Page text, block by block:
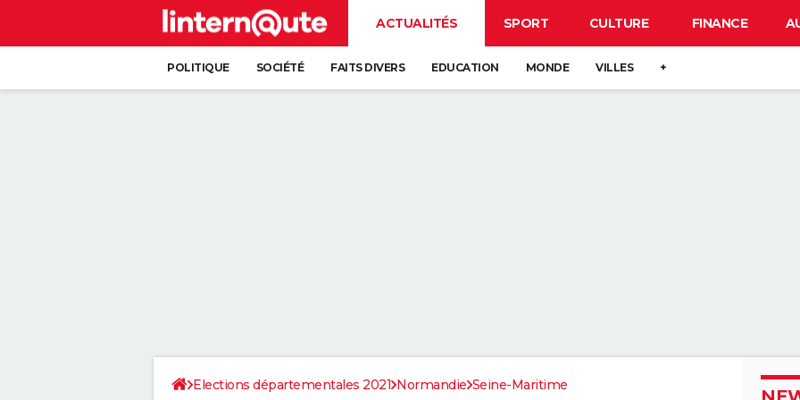
ACTUALITÉS SPORT CULTURE FINANCE
POLITIQUE SOCIÉTÉ FAITS DIVERS EDUCATION MONDE VILLES +
Elections départementales 2021 Normandie Seine-Maritime